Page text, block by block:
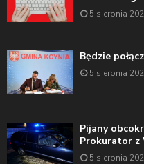
5 sierpnia
Będzie
5 sierpnia
Pijany
Prokurator z
5 sierpnia